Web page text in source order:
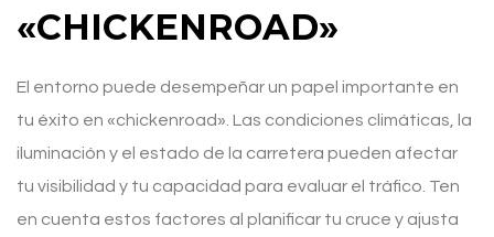
«CHICKENROAD»
El entorno puede desempeñar un papel importante en
tu éxito en «chickenroad». Las condiciones climáticas, la
iluminación y el estado de la carretera pueden afectar
tu visibilidad y tu capacidad para evaluar el tráfico. Ten
en cuenta estos factores al planificar tu cruce y ajusta